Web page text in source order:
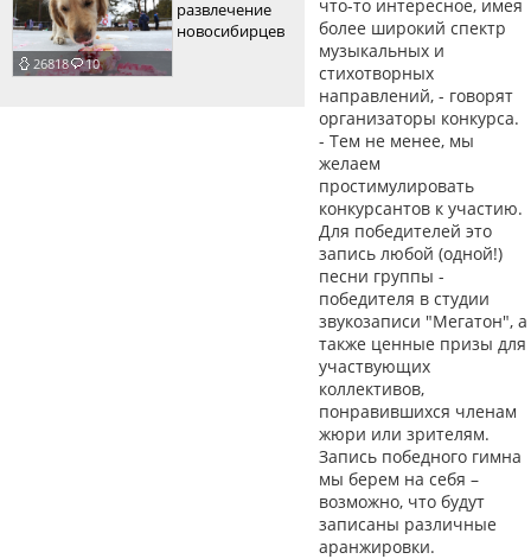
26818 10
развлечение
новосибирцев
что-то интересное, имея
более широкий спектр
музыкальных и
стихотворных
направлений, - говорят
организаторы конкурса.
- Тем не менее, мы
желаем
простимулировать
конкурсантов к участию.
Для победителей это
запись любой (одной!)
песни группы -
победителя в студии
звукозаписи "Мегатон", а
также ценные призы для
участвующих
коллективов,
понравившихся членам
жюри или зрителям.
Запись победного гимна
мы берем на себя –
возможно, что будут
записаны различные
аранжировки.